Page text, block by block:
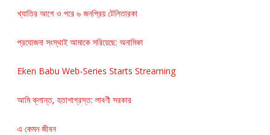
খ্যাতির আগে ও পরে ৬ জনপ্রিয় টেলিতারকা
প্রযোজনা সংস্থাই আমাকে সরিয়েছে: অনামিকা
Eken Babu Web-Series Starts Streaming
আমি ক্লান্ত, হতাশাগ্রস্ত: লাবণী সরকার
এ কেমন জীবন